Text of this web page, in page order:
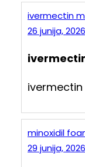
ivermectin
26 junija, 2026
minoxidil
29 junija, 2026